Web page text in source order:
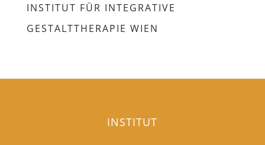
INSTITUT FÜR INTEGRATIVE
GESTALTTHERAPIE WIEN
INSTITUT